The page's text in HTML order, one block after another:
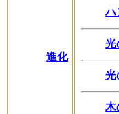
進化
ハ
光
光
木